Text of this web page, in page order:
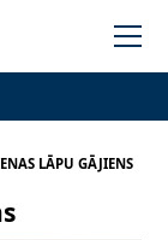
LĀPU GĀJIENS